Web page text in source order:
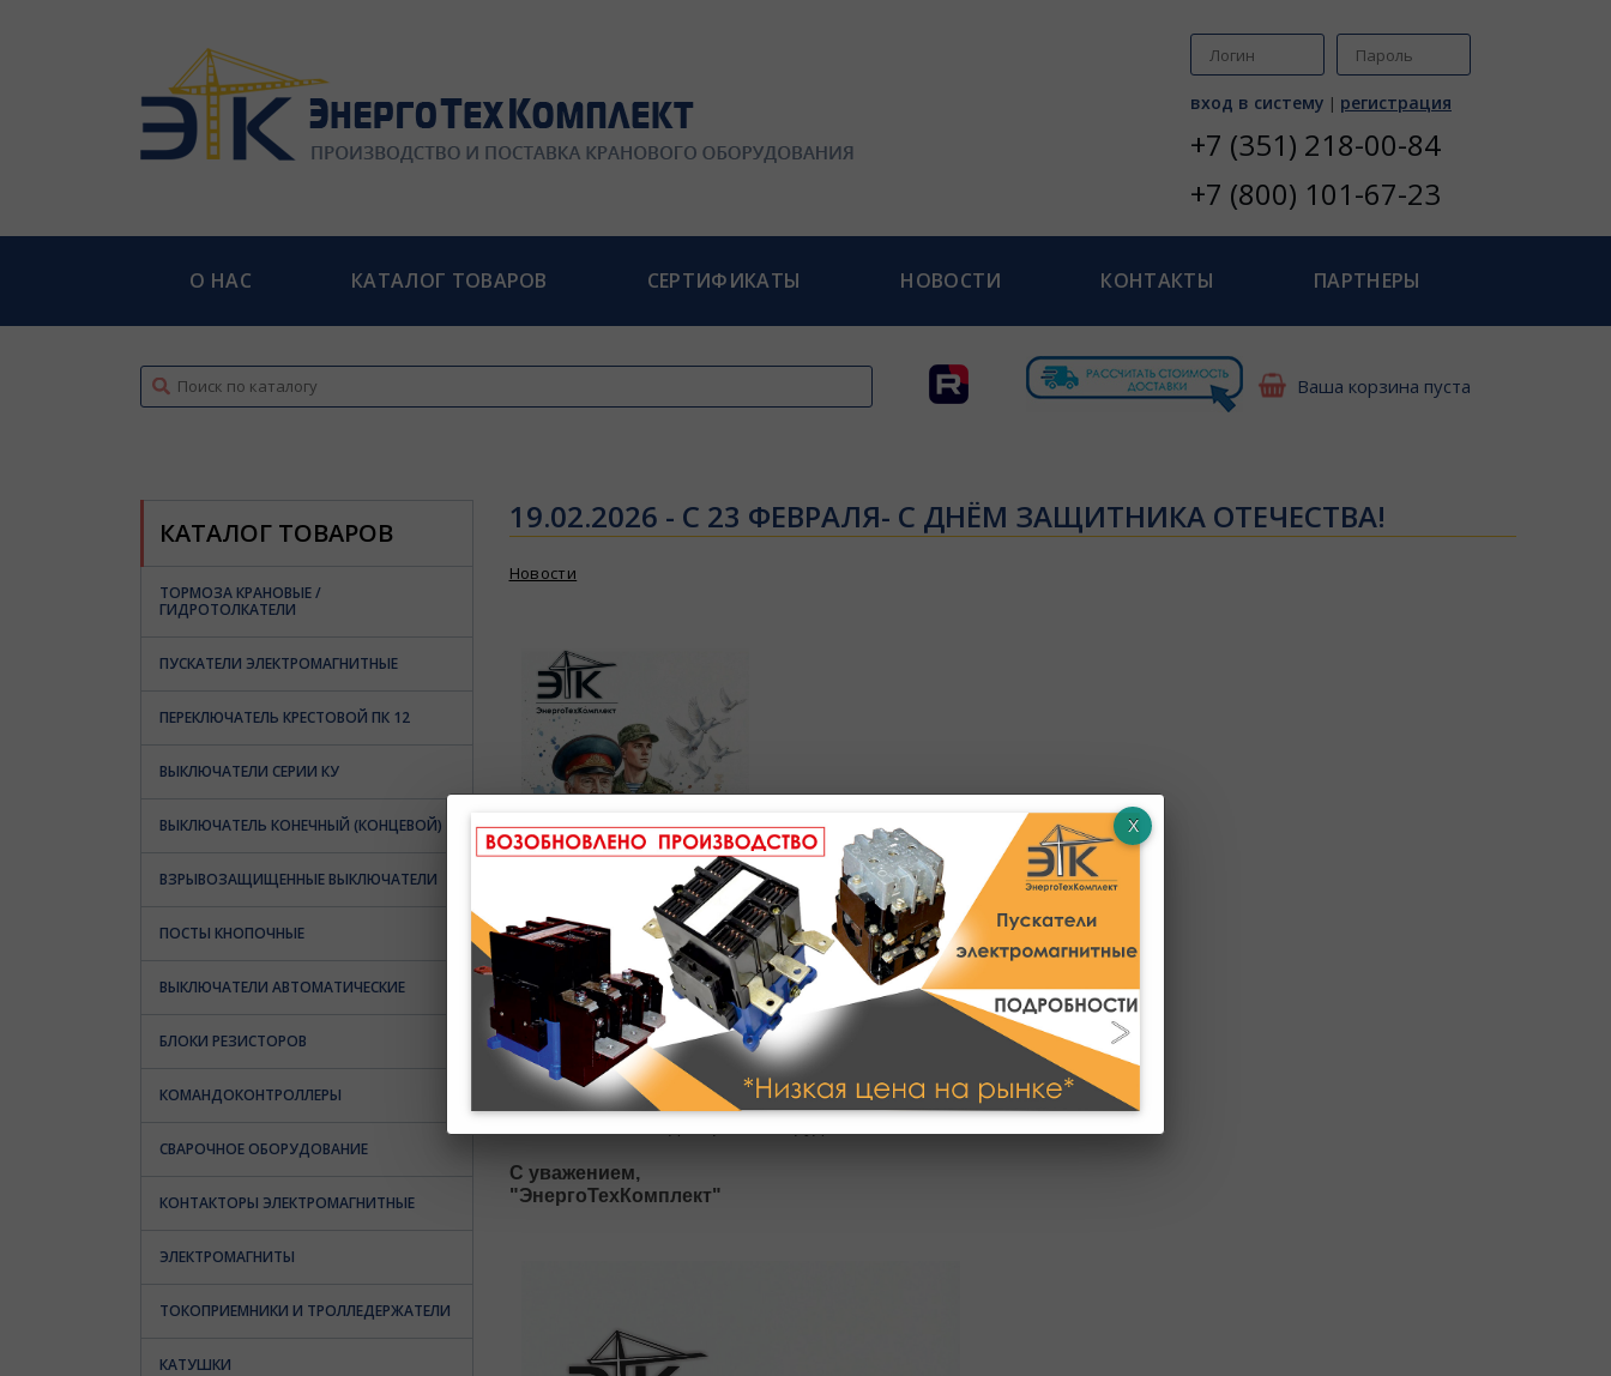
вход в систему | регистрация
+7 (351) 218-00-84
+7 (800) 101-67-23
О НАС КАТАЛОГ ТОВАРОВ СЕРТИФИКАТЫ НОВОСТИ КОНТАКТЫ ПАРТНЕРЫ
Ваша корзина пуста
КАТАЛОГ ТОВАРОВ
ТОРМОЗА КРАНОВЫЕ /
ГИДРОТОЛКАТЕЛИ
ПУСКАТЕЛИ ЭЛЕКТРОМАГНИТНЫЕ
ПЕРЕКЛЮЧАТЕЛЬ КРЕСТОВОЙ ПК 12
ВЫКЛЮЧАТЕЛИ СЕРИИ КУ
ВЫКЛЮЧАТЕЛЬ КОНЕЧНЫЙ (КОНЦЕВОЙ)
ВЗРЫВОЗАЩИЩЕННЫЕ ВЫКЛЮЧАТЕЛИ
ПОСТЫ КНОПОЧНЫЕ
ВЫКЛЮЧАТЕЛИ АВТОМАТИЧЕСКИЕ
БЛОКИ РЕЗИСТОРОВ
КОМАНДОКОНТРОЛЛЕРЫ
СВАРОЧНОЕ ОБОРУДОВАНИЕ
КОНТАКТОРЫ ЭЛЕКТРОМАГНИТНЫЕ
ЭЛЕКТРОМАГНИТЫ
ТОКОПРИЕМНИКИ И ТРОЛЛЕДЕРЖАТЕЛИ
КАТУШКИ
19.02.2026 - С 23 ФЕВРАЛЯ- С ДНЁМ ЗАЩИТНИКА ОТЕЧЕСТВА!
Новости
Уважаемые клиенты!
Поздравляем вас с Днем защитника Отечества!
Желаем крепкого здоровья, мужества и успехов
во всех начинаниях.
С уважением,
"ЭнергоТехКомплект"